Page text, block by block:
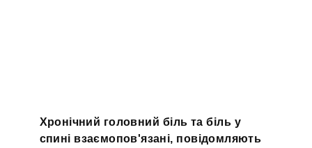
Хронічний головний біль та біль у
спині взаємопов'язані, повідомляють